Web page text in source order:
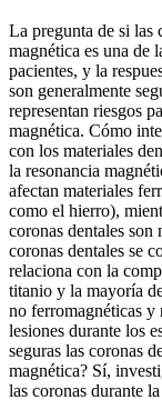
La pregunta de si las
magnética es una de
pacientes, y la
son generalmente
representan riesgos
magnética. Cómo
con los materiales
la resonancia
afectan materiales
como el hierro),
coronas dentales son
coronas dentales se
relaciona con la
titanio y la mayoría
no ferromagnéticas y
lesiones durante los
seguras las coronas
magnética? Sí,
las coronas durante